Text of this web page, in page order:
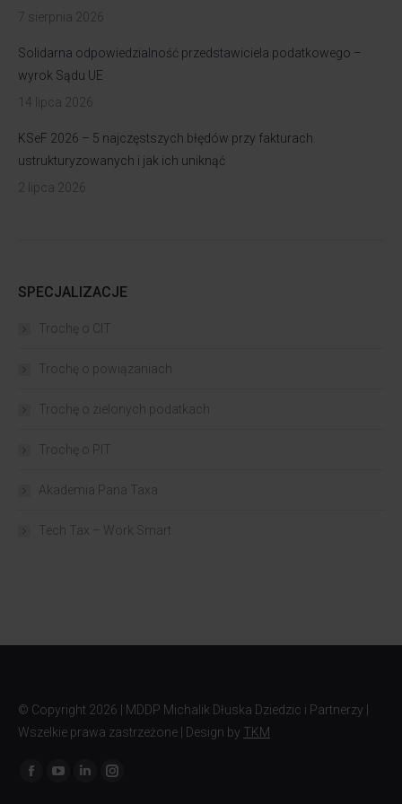
7 sierpnia 2026
Solidarna odpowiedzialność przedstawiciela podatkowego –
wyrok Sądu UE
14 lipca 2026
KSeF 2026 – 5 najczęstszych błędów przy fakturach
ustrukturyzowanych i jak ich uniknąć
2 lipca 2026
SPECJALIZACJE
Trochę o CIT
Trochę o powiązaniach​
Trochę o zielonych podatkach
Trochę o PIT
Akademia Pana Taxa
Tech Tax – Work Smart
© Copyright 2026 | MDDP Michalik Dłuska Dziedzic i Partnerzy |
Wszelkie prawa zastrzeżone | Design by TKM
Znajdź nas na: